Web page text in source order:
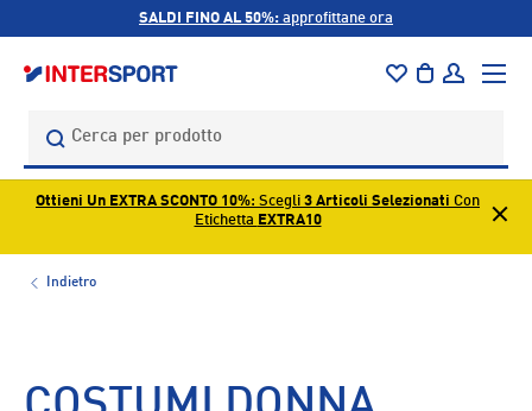
SALDI FINO AL 50%: approfittane ora
Cerca
BorsaAccedi
Menu
Ottieni Un EXTRA SCONTO 10%: Scegli 3 Articoli Selezionati Con
Etichetta EXTRA10
Indietro